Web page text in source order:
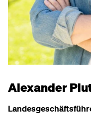
Alexander